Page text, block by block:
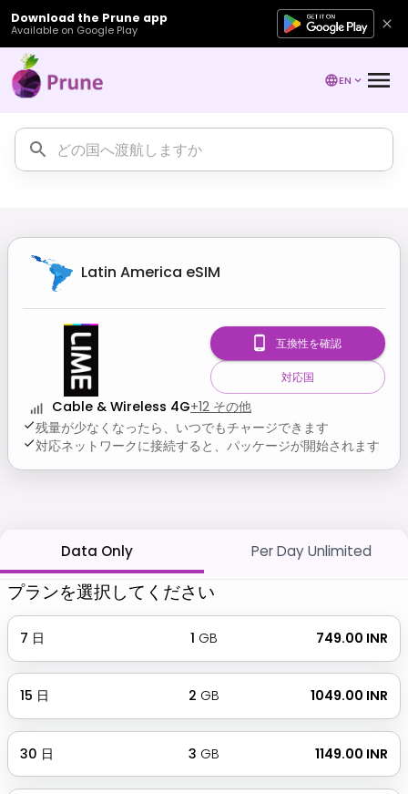
Download the Prune app
Available on Google Play
EN
Latin America eSIM
Cable & Wireless 4G+12 その他
残量が少なくなったら、いつでもチャージできます
対応ネットワークに接続すると、パッケージが開始されます
互換性を確認
対応国
Data Only Per Day Unlimited
プランを選択してください
7 日 1 GB ₹ 749.00 INR
15 日 2 GB ₹ 1049.00 INR
30 日 3 GB ₹ 1149.00 INR